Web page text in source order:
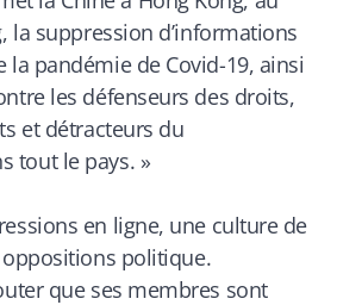
la suppression d’informations
la pandémie de Covid-19, ainsi
les défenseurs des droits,
et détracteurs du
tout le pays. »
en ligne, une culture de
politique.
que ses membres sont